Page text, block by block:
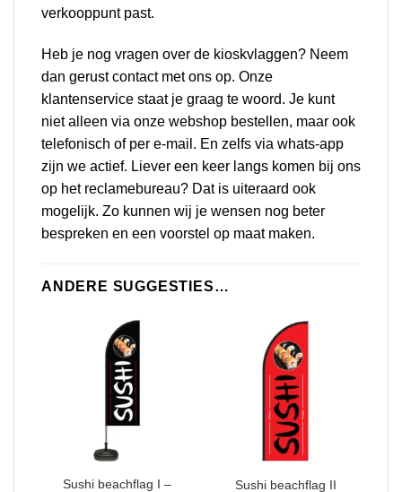
verkooppunt past.
Heb je nog vragen over de kioskvlaggen? Neem
dan gerustcontactmet ons op. Onze
klantenservice staat je graag te woord. Je kunt
niet alleen via onze webshop bestellen, maar ook
telefonisch of per e-mail. En zelfs via whats-app
zijn we actief. Liever een keer langs komen bij ons
op het reclamebureau? Dat is uiteraard ook
mogelijk. Zo kunnen wij je wensen nog beter
bespreken en een voorstel op maat maken.
ANDERE SUGGESTIES…
Sushi beachflag I –
Sushi beachflag II